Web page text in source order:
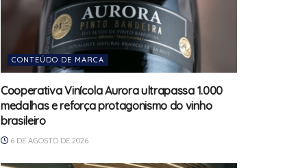
CONTEÚDO DE MARCA
Cooperativa Vinícola Aurora ultrapassa 1.000
medalhas e reforça protagonismo do vinho
brasileiro
6 DE AGOSTO DE 2026